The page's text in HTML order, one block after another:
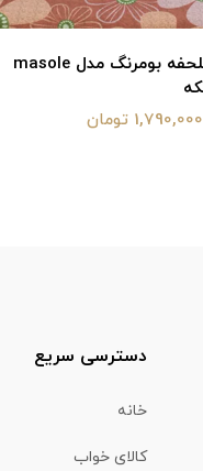
سرویس ملحفه بومرنگ مدل masole
1,790,000 تومان
دسترسی سریع
خانه
کالای خواب